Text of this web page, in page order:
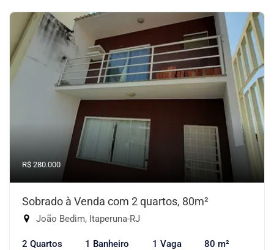
R$ 280.000
Sobrado à Venda com 2 quartos, 80m²
João Bedim, Itaperuna-RJ
2 Quartos 1 Banheiro 1 Vaga 80 m²